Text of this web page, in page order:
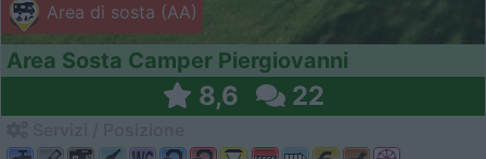
Area di sosta (AA)
Area Sosta Camper Piergiovanni
8,6 22